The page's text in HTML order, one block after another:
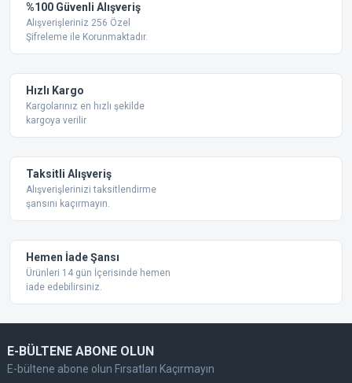
Ürün resmi kalitesiz, bozuk veya görüntülenemiyor.
Ürün açıklamasında eksik bilgiler bulunuyor.
Bu ürüne benzer farklı alternatifler olmalı.
%100 Güvenli Alışveriş
Alışverişleriniz 256 Özel
Şifreleme ile Korunmaktadır.
Hızlı Kargo
Kargolarınız en hızlı şekilde
kargoya verilir
Taksitli Alışveriş
Alışverişlerinizi taksitlendirme
şansını kaçırmayın.
Hemen İade Şansı
Ürünleri 14 gün İçerisinde hemen
iade edebilirsiniz.
E-BÜLTENE ABONE OLUN
E-bültene abone olun Fırsatları Kaçırmayın